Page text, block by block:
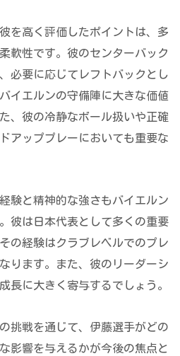
を高く評価したポイントは、多
軟性です。彼のセンターバック
必要に応じてレフトバックとし
イエルンの守備陣に大きな価値
、彼の冷静なボール扱いや正確
アッププレーにおいても重要な
験と精神的な強さもバイエルン
彼は日本代表として多くの重要
の経験はクラブレベルでのプレ
ります。また、彼のリーダーシ
長に大きく寄与するでしょう。
挑戦を通じて、伊藤選手がどの
影響を与えるかが今後の焦点と